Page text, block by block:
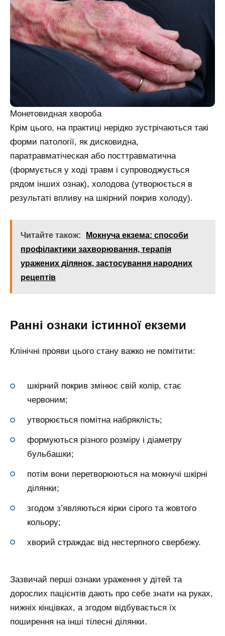
Монетовидная хвороба
Крім цього, на практиці нерідко зустрічаються такі
форми патології, як дисковидна,
паратравматіческая або посттравматична
(формується у ході травм і супроводжується
рядом інших ознак), холодова (утворюється в
результаті впливу на шкірний покрив холоду).
Читайте також:
Мокнуча екзема: способи
профілактики захворювання, терапія
уражених ділянок, застосування народних
рецептів
Ранні ознаки істинної екземи
Клінічні прояви цього стану важко не помітити:
шкірний покрив змінює свій колір, стає
червоним;
утворюється помітна набряклість;
формуються різного розміру і діаметру
бульбашки;
потім вони перетворюються на мокнучі шкірні
ділянки;
згодом з’являються кірки сірого та жовтого
кольору;
хворий страждає від нестерпного свербежу.
Зазвичай перші ознаки ураження у дітей та
дорослих пацієнтів дають про себе знати на руках,
нижніх кінцівках, а згодом відбувається їх
поширення на інші тілесні ділянки.